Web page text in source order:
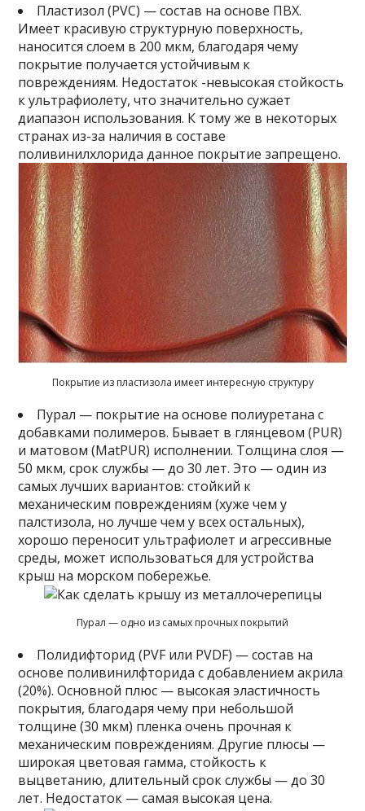
Пластизол (PVC) — состав на основе ПВХ.
Имеет красивую структурную поверхность,
наносится слоем в 200 мкм, благодаря чему
покрытие получается устойчивым к
повреждениям. Недостаток -невысокая стойкость
к ультрафиолету, что значительно сужает
диапазон использования. К тому же в некоторых
странах из-за наличия в составе
поливинилхлорида данное покрытие запрещено.
Покрытие из пластизола имеет интересную структуру
Пурал — покрытие на основе полиуретана с
добавками полимеров. Бывает в глянцевом (PUR)
и матовом (MatPUR) исполнении. Толщина слоя —
50 мкм, срок службы — до 30 лет. Это — один из
самых лучших вариантов: стойкий к
механическим повреждениям (хуже чем у
палстизола, но лучше чем у всех остальных),
хорошо переносит ультрафиолет и агрессивные
среды, может использоваться для устройства
крыш на морском побережье.
Пурал — одно из самых прочных покрытий
Полидифторид (PVF или PVDF) — состав на
основе поливинилфторида с добавлением акрила
(20%). Основной плюс — высокая эластичность
покрытия, благодаря чему при небольшой
толщине (30 мкм) пленка очень прочная к
механическим повреждениям. Другие плюсы —
широкая цветовая гамма, стойкость к
выцветанию, длительный срок службы — до 30
лет. Недостаток — самая высокая цена.